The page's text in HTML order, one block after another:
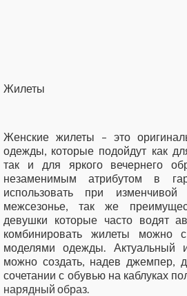
Жилеты
Женские жилеты – это
одежды, которые подойдут как
так и для яркого вечернего
незаменимым атрибутом в
использовать при
межсезонье, так же
девушки которые часто водят
комбинировать жилеты можно
моделями одежды. Актуальный
можно создать, надев джемпер,
сочетании с обувью на каблуках
нарядный образ.